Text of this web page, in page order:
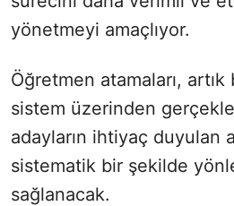
yönetmeyi amaçlıyor.
Öğretmen atamaları,
sistem üzerinden
adayların ihtiyaç duyulan
sistematik bir şekilde
sağlanacak.